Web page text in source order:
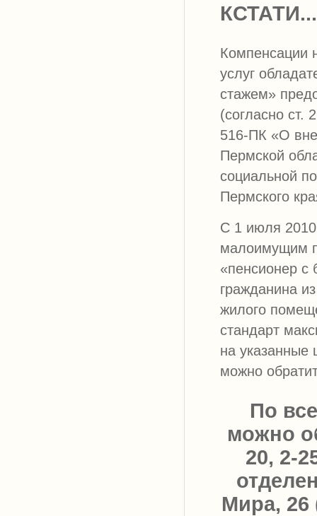
КСТАТИ...
Компенсации
услуг
стажем»
(согласно ст.
516-ПК «О
Пермской
социальной
Пермского
С 1 июля 2010
малоимущим
«пенсионер
гражданина
жилого
стандарт
на указанные
можно
По
можно
20, 2-
Мира, 26